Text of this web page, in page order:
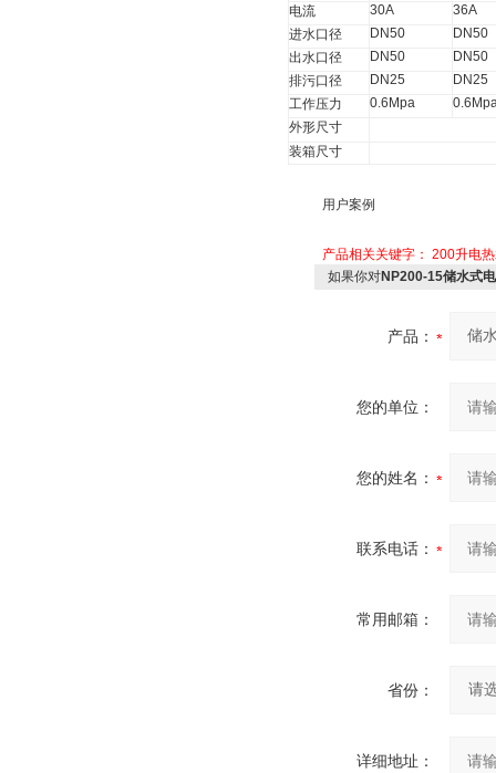
电流
30A
36A
进水口径
DN50
DN50
出水口径
DN50
DN50
排污口径
DN25
DN25
工作压力
0.6Mpa
外形尺寸
装箱尺寸
用户案例
产品相关关键字： 200升电
如果你对NP200-15储水式
产品：
您的单位：
您的姓名：
联系电话：
常用邮箱：
省份：
详细地址：